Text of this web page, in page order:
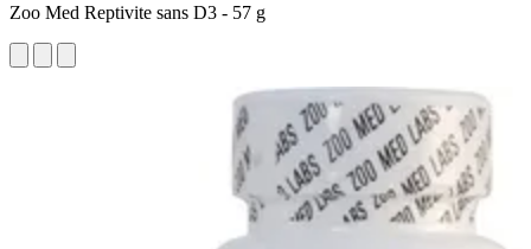
Zoo Med Reptivite sans D3 - 57 g